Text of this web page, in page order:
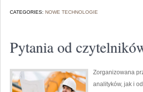
CATEGORIES: NOWE TECHNOLOGIE
Pytania od
Zorganizowana
analityków, jak i